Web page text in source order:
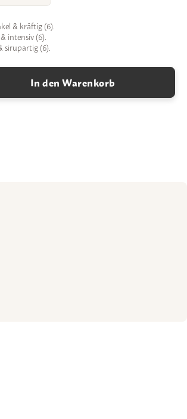
& kräftig (6).
intensiv (6).
sirupartig (6).
gewünschten Wert ein
In den Warenkorb